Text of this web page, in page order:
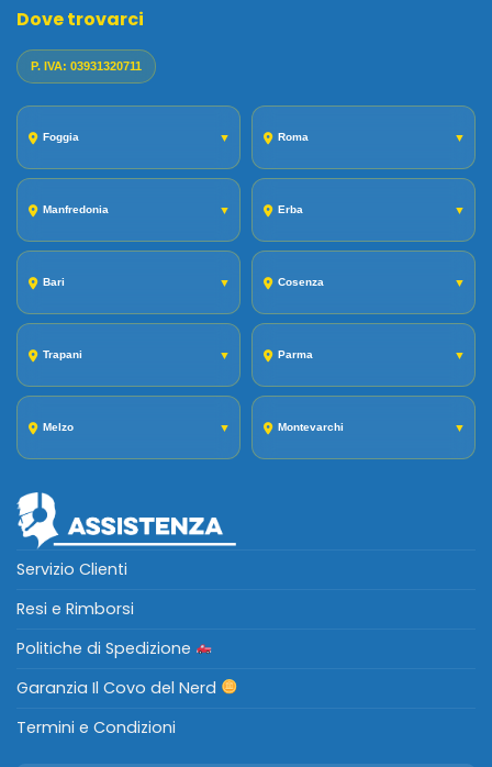
Dove trovarci
P. IVA: 03931320711
Foggia ▼ Roma ▼
Manfredonia ▼ Erba ▼
Bari ▼ Cosenza ▼
Trapani ▼ Parma ▼
Melzo ▼ Montevarchi ▼
Servizio Clienti
Resi e Rimborsi
Politiche di Spedizione
Garanzia Il Covo del Nerd
Termini e Condizioni